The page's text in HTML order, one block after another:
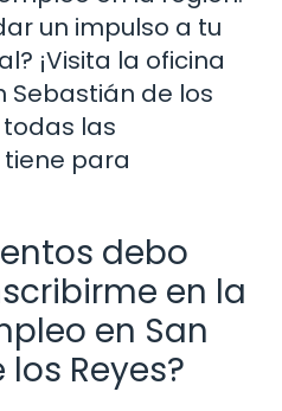
un impulso a tu
¡Visita la oficina
Sebastián de los
todas las
para
debo
en la
en San
Reyes?